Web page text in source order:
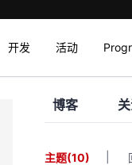
开发 活动
博客
主题(10)